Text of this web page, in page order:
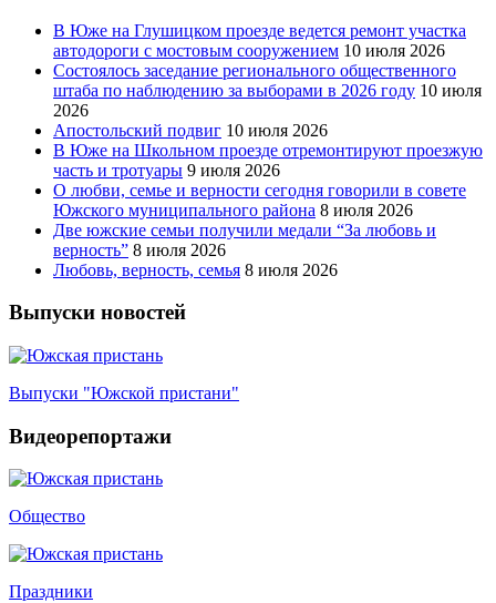
В Юже на Глушицком проезде ведется ремонт участка
автодороги с мостовым сооружением 10 июля 2026
Состоялось заседание регионального общественного
штаба по наблюдению за выборами в 2026 году 10 июля
2026
Апостольский подвиг 10 июля 2026
В Юже на Школьном проезде отремонтируют проезжую
часть и тротуары 9 июля 2026
О любви, семье и верности сегодня говорили в совете
Южского муниципального района 8 июля 2026
Две южские семьи получили медали “За любовь и
верность” 8 июля 2026
Любовь, верность, семья 8 июля 2026
Выпуски новостей
Выпуски "Южской пристани"
Видеорепортажи
Общество
Праздники